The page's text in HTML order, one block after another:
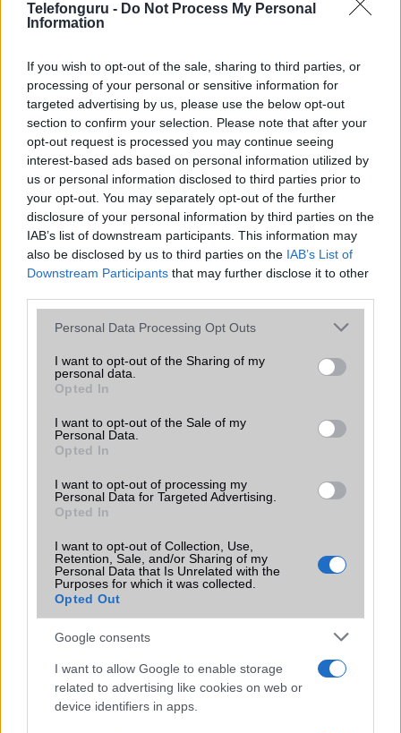
Telefonguru - Do Not Process My Personal
Information
If you wish to opt-out of the sale, sharing to third parties, or
processing of your personal or sensitive information for
targeted advertising by us, please use the below opt-out
section to confirm your selection. Please note that after your
opt-out request is processed you may continue seeing
interest-based ads based on personal information utilized by
us or personal information disclosed to third parties prior to
your opt-out. You may separately opt-out of the further
disclosure of your personal information by third parties on the
IAB’s list of downstream participants. This information may
also be disclosed by us to third parties on the IAB’s List of
Downstream Participants that may further disclose it to other
Please note that this website/app uses one or more Google
not limited to your visit or usage behaviour. You may click to
grant or deny consent to Google and its third-party tags to
use your data for below specified purposes in below Google
consent section.
Personal Data Processing Opt Outs
I want to opt-out of the Sharing of my
personal data.
Opted In
I want to opt-out of the Sale of my
Personal Data.
Opted In
I want to opt-out of processing my
Personal Data for Targeted Advertising.
Opted In
I want to opt-out of Collection, Use,
Retention, Sale, and/or Sharing of my
Personal Data that Is Unrelated with the
Purposes for which it was collected.
Opted Out
Google consents
I want to allow Google to enable storage
related to advertising like cookies on web or
device identifiers in apps.
Apple iPad (2025)
Euro Gsm
128.000 Ft (új)
Számos népszerű Samsung Galaxy
készülék kimarad a One UI 9
modellekről
2026.06.30| Phone Arena
funkciókat és továbbfejlesztett kezelőfelületet hoz,
azonban több korábbi csúcskategóriás és középkategóriás
Galaxy készülék számára ez lesz az út vége.
iPhone 18 bemutató dátum - ekkor
rántja le a leplet az Apple az új
2026.06.29| Phone Arena
A szeptemberi eseményen az iPhone 18 Pro modellek
mellett a régóta pletykált hajlítható iPhone Ultra is
bemutatkozhat, miközben az áremelésekről szóló
Az Android rejtett automatizmusai: hat
funkció, amely észrevétlenül könnyíti
meg a mindennapokat